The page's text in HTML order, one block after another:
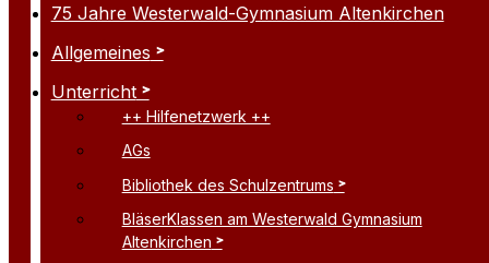
75 Jahre Westerwald-Gymnasium Altenkirchen
Allgemeines
Unterricht
++ Hilfenetzwerk ++
AGs
Bibliothek des Schulzentrums
BläserKlassen am Westerwald Gymnasium
Altenkirchen